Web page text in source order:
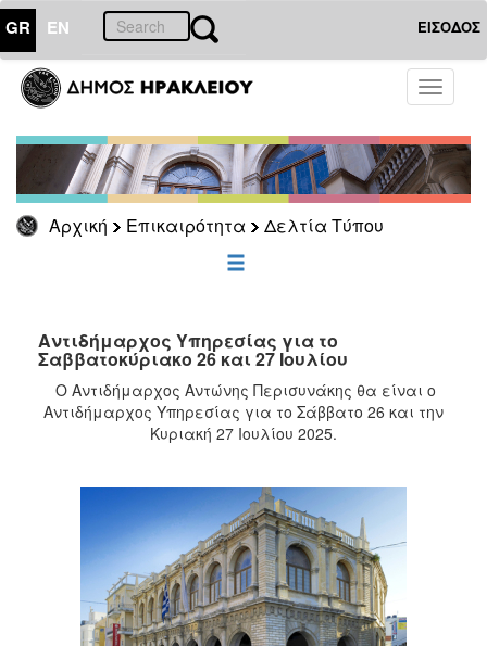
GR EN ΕΙΣΟΔΟΣ
Toggle
Αρχική Επικαιρότητα Δελτία Τύπου
ΕΠΙΚΑΙΡΟΤΗΤΑ
Τύπου
Αρχείο
ΕΠΙΣΚΕΠΤΗΣ
ΗΡΑΚΛΕΙΟ
Αντιδήμαρχος Υπηρεσίας για το
Σαββατοκύριακο 26 και 27 Ιουλίου
Ο Αντιδήμαρχος Αντώνης Περισυνάκης θα είναι ο
Αντιδήμαρχος Υπηρεσίας για το Σάββατο 26 και την
Κυριακή 27 Ιουλίου 2025.